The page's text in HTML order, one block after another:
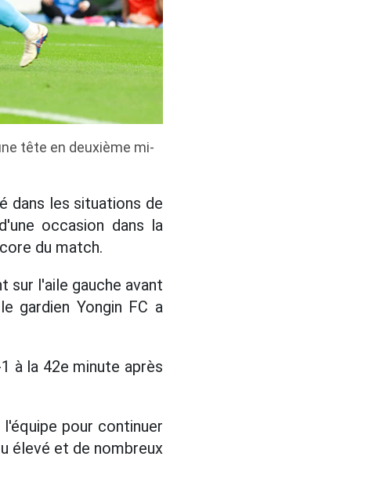
tête en deuxième mi-
dans les situations de
occasion dans la
du match.
sur l'aile gauche avant
gardien Yongin FC a
à la 42e minute après
pour continuer
élevé et de nombreux